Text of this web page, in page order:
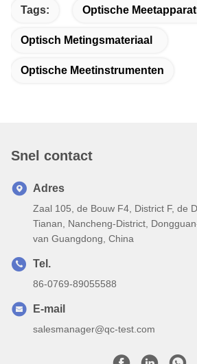
Tags: Optische
Optisch Metingsmateriaal
Optische Meetinstrumenten
Snel contact
Adres
Zaal 105, de Bouw F4, District F, de
Tianan, Nancheng-District,
van Guangdong, China
Tel.
86-0769-89055588
E-mail
salesmanager@qc-test.com